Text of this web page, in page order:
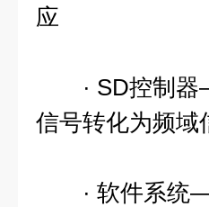
应
· SD控制器—
信号转化为频域
· 软件系统—